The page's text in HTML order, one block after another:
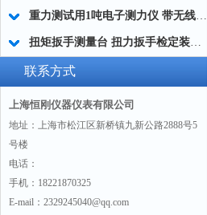
重力测试用1吨电子测力仪 带无线手持仪表的测力计 船舶厂用电子测力仪
扭矩扳手测量台 扭力扳手检定装置 数显扳手扭矩测试机厂家
联系方式
上海恒刚仪器仪表有限公司
地址：上海市松江区新桥镇九新公路2888号5
号楼
电话：
手机：18221870325
E-mail：2329245040@qq.com